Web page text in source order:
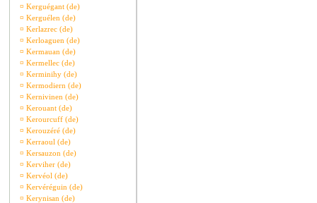
¤ Kerguégant (de)
¤ Kerguélen (de)
¤ Kerlazrec (de)
¤ Kerloaguen (de)
¤ Kermauan (de)
¤ Kermellec (de)
¤ Kerminihy (de)
¤ Kermodiern (de)
¤ Kernivinen (de)
¤ Kerouant (de)
¤ Kerourcuff (de)
¤ Kerouzéré (de)
¤ Kerraoul (de)
¤ Kersauzon (de)
¤ Kerviher (de)
¤ Kervéol (de)
¤ Kervéréguin (de)
¤ Kerynisan (de)